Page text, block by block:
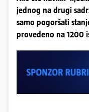
jednog na drugi
samo pogoršati
provedeno na 1200